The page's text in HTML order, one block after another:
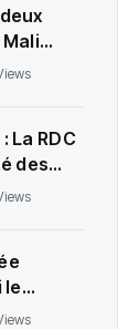
La RDC
des
le